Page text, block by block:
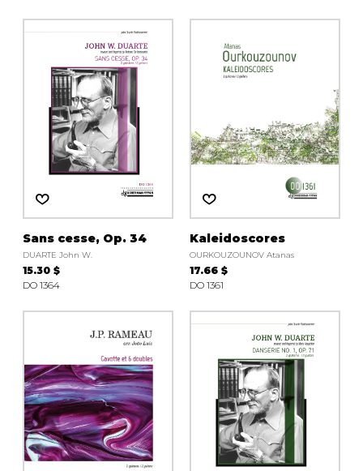
Sans cesse, Op. 34
DUARTE John W.
15.30 $
DO 1364
Kaleidoscores
OURKOUZOUNOV Atanas
17.66 $
DO 1361